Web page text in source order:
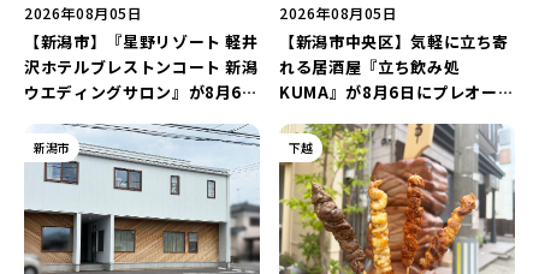
2026年08月05日
【新潟市】『星野リゾート 軽井
沢ホテルブレストンコート 新潟
ウエディングサロン』が8月6日
グを万代で相談しよう♪
2026年08月05日
【新潟市中央区】気軽に立ち寄
れる居酒屋『立ち飲み処
KUMA』が8月6日にプレオープ
額”になるキャンペーンを開催
♪
新潟市 下越